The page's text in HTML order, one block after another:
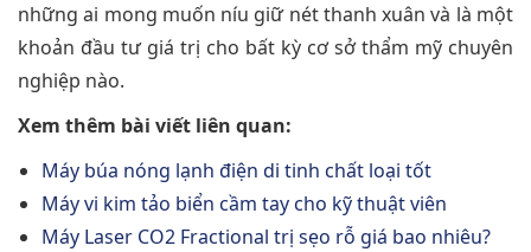
những ai mong muốn níu giữ nét thanh xuân và là một
khoản đầu tư giá trị cho bất kỳ cơ sở thẩm mỹ chuyên
nghiệp nào.
Xem thêm bài viết liên quan:
Máy búa nóng lạnh điện di tinh chất loại tốt
Máy vi kim tảo biển cầm tay cho kỹ thuật viên
Máy Laser CO2 Fractional trị sẹo rỗ giá bao nhiêu?